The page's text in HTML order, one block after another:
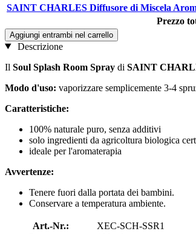
SAINT CHARLES Diffusore di Miscela
Prezzo
Aggiungi entrambi nel carrello
Descrizione
Il Soul Splash Room Spray di SAINT
Modo d'uso: vaporizzare semplicemente 3-4
Caratteristiche:
100% naturale puro, senza additivi
solo ingredienti da agricoltura biologica
ideale per l'aromaterapia
Avvertenze:
Tenere fuori dalla portata dei bambini.
Conservare a temperatura ambiente.
Art.-Nr.:
XEC-SCH-SSR1